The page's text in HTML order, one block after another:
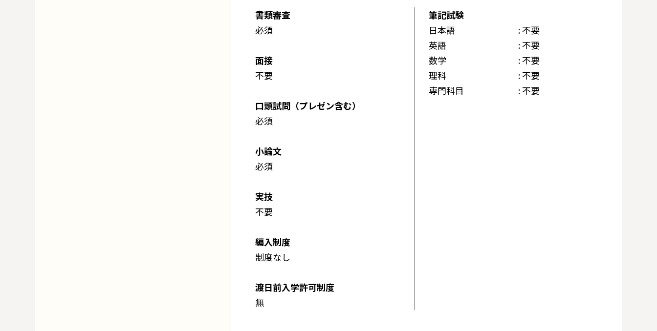
書類審査
必須
面接
不要
口頭試問（プレゼン含む）
必須
小論文
必須
実技
不要
編入制度
制度なし
渡日前入学許可制度
無
筆記試験
日本語
: 不要
英語
: 不要
数学
: 不要
理科
: 不要
専門科目
: 不要